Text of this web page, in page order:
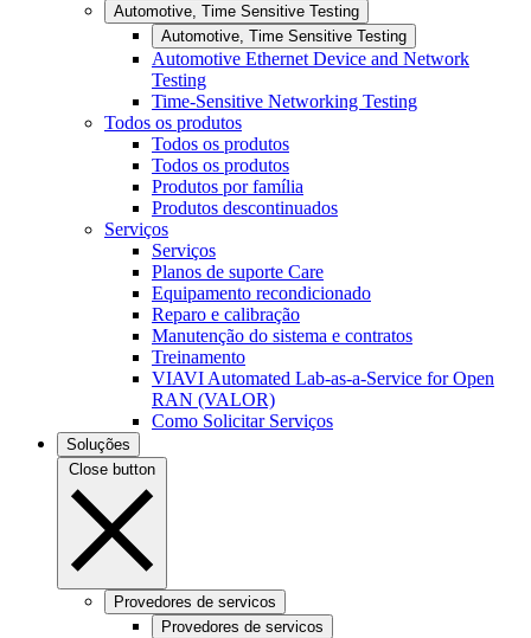
Automotive, Time Sensitive Testing
Automotive, Time Sensitive Testing
Automotive Ethernet Device and Network
Testing
Time-Sensitive Networking Testing
Todos os produtos
Todos os produtos
Todos os produtos
Produtos por família
Produtos descontinuados
Serviços
Serviços
Planos de suporte Care
Equipamento recondicionado
Reparo e calibração
Manutenção do sistema e contratos
Treinamento
VIAVI Automated Lab-as-a-Service for Open
RAN (VALOR)
Como Solicitar Serviços
Soluções
Close button
Provedores de servicos
Provedores de servicos